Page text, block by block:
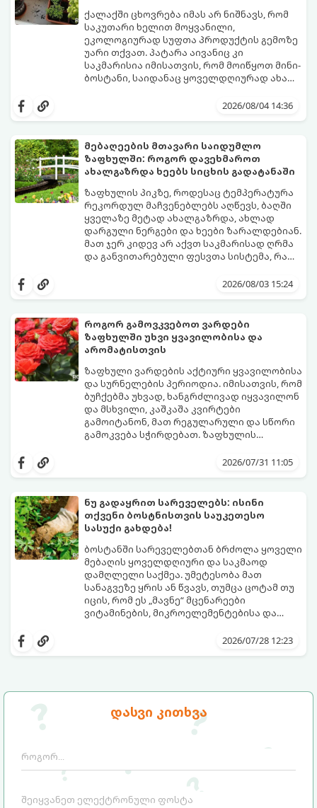
დასვი კითხვა
ქალაქში ცხოვრება იმას არ ნიშნავს, რომ
საკუთარი ხელით მოყვანილი,
ეკოლოგიურად სუფთა პროდუქტის გემოზე
უარი თქვათ. პატარა აივანიც კი
საკმარისია იმისათვის, რომ მოიწყოთ მინი-
ბოსტანი, საიდანაც ყოველდღიურად ახალ,
სასიამოვნო და ესთეტიკური ჰობია.
კარგად და როგორ მოუაროთ მათ სწორად.
2026/08/04 14:36
მებაღეების მთავარი საიდუმლო
ზაფხულში: როგორ დავეხმაროთ
ახალგაზრდა ხეებს სიცხის გადატანაში
ზაფხულის პიკზე, როდესაც ტემპერატურა
რეკორდულ მაჩვენებლებს აღწევს, ბაღში
ყველაზე მეტად ახალგაზრდა, ახლად
დარგული ნერგები და ხეები ზარალდებიან.
მათ ჯერ კიდევ არ აქვთ საკმარისად ღრმა
და განვითარებული ფესვთა სისტემა, რათა
დამოუკიდებლად მოიპოვონ.
არ დავეხმარებით, მათ შესაძლოა
შეხვდნენ.
გთავაზობთ მებაღეების გამოცდილ
საიდუმლოებებსა და ოქროს წესებს, თუ
როგორ გადავარჩინოთ ახალგაზრდა ხეები
ზაფხულის სიცხეში:
2026/08/03 15:24
როგორ გამოვკვებოთ ვარდები
ზაფხულში უხვი ყვავილობისა და
არომატისთვის
ზაფხული ვარდების აქტიური ყვავილობისა
და სურნელების პერიოდია. იმისათვის, რომ
ბუჩქებმა უხვად, ხანგრძლივად იყვავილონ
და მსხვილი, კაშკაშა კვირტები
გამოიტანონ, მათ რეგულარული და სწორი
გამოკვება სჭირდებათ. ზაფხულის
იცვლება, ამიტომ მნიშვნელოვანია
გამოვკვებოთ ვარდები ზაფხულში
2026/07/31 11:05
ნუ გადაყრით სარეველებს: ისინი
თქვენი ბოსტნისთვის საუკეთესო
სასუქი გახდება!
ბოსტანში სარეველებთან ბრძოლა ყოველი
მებაღის ყოველდღიური და საკმაოდ
დამღლელი საქმეა. უმეტესობა მათ
სანაგვეზე ყრის ან წვავს, თუმცა ცოტამ თუ
იცის, რომ ეს „მავნე“ მცენარეები
ვიტამინების, მიკროელემენტებისა და
ეკოლოგიურად სუფთა და საოცრად
გთავაზობთ სარეველების
საუკეთესო მეთოდს:
2026/07/28 12:23